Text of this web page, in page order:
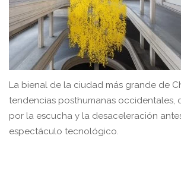
La bienal de la ciudad más grande de
tendencias posthumanas occidentales,
por la escucha y la desaceleración
espectáculo tecnológico.